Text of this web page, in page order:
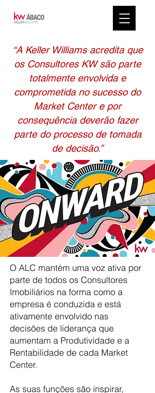
“A Keller Williams acredita que
os Consultores KW são parte
totalmente envolvida e
comprometida no sucesso do
Market Center e por
consequência deverão fazer
parte do processo de tomada
de decisão.”
O ALC mantém uma voz ativa por
parte de todos os Consultores
Imobiliários na forma como a
empresa é conduzida e está
ativamente envolvido nas
decisões de liderança que
aumentam a Produtividade e a
Rentabilidade de cada Market
Center.
As suas funções são inspirar,